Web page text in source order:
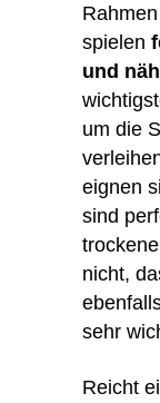
spielen
und
um die
eignen
sind
nicht,
sehr
Reicht